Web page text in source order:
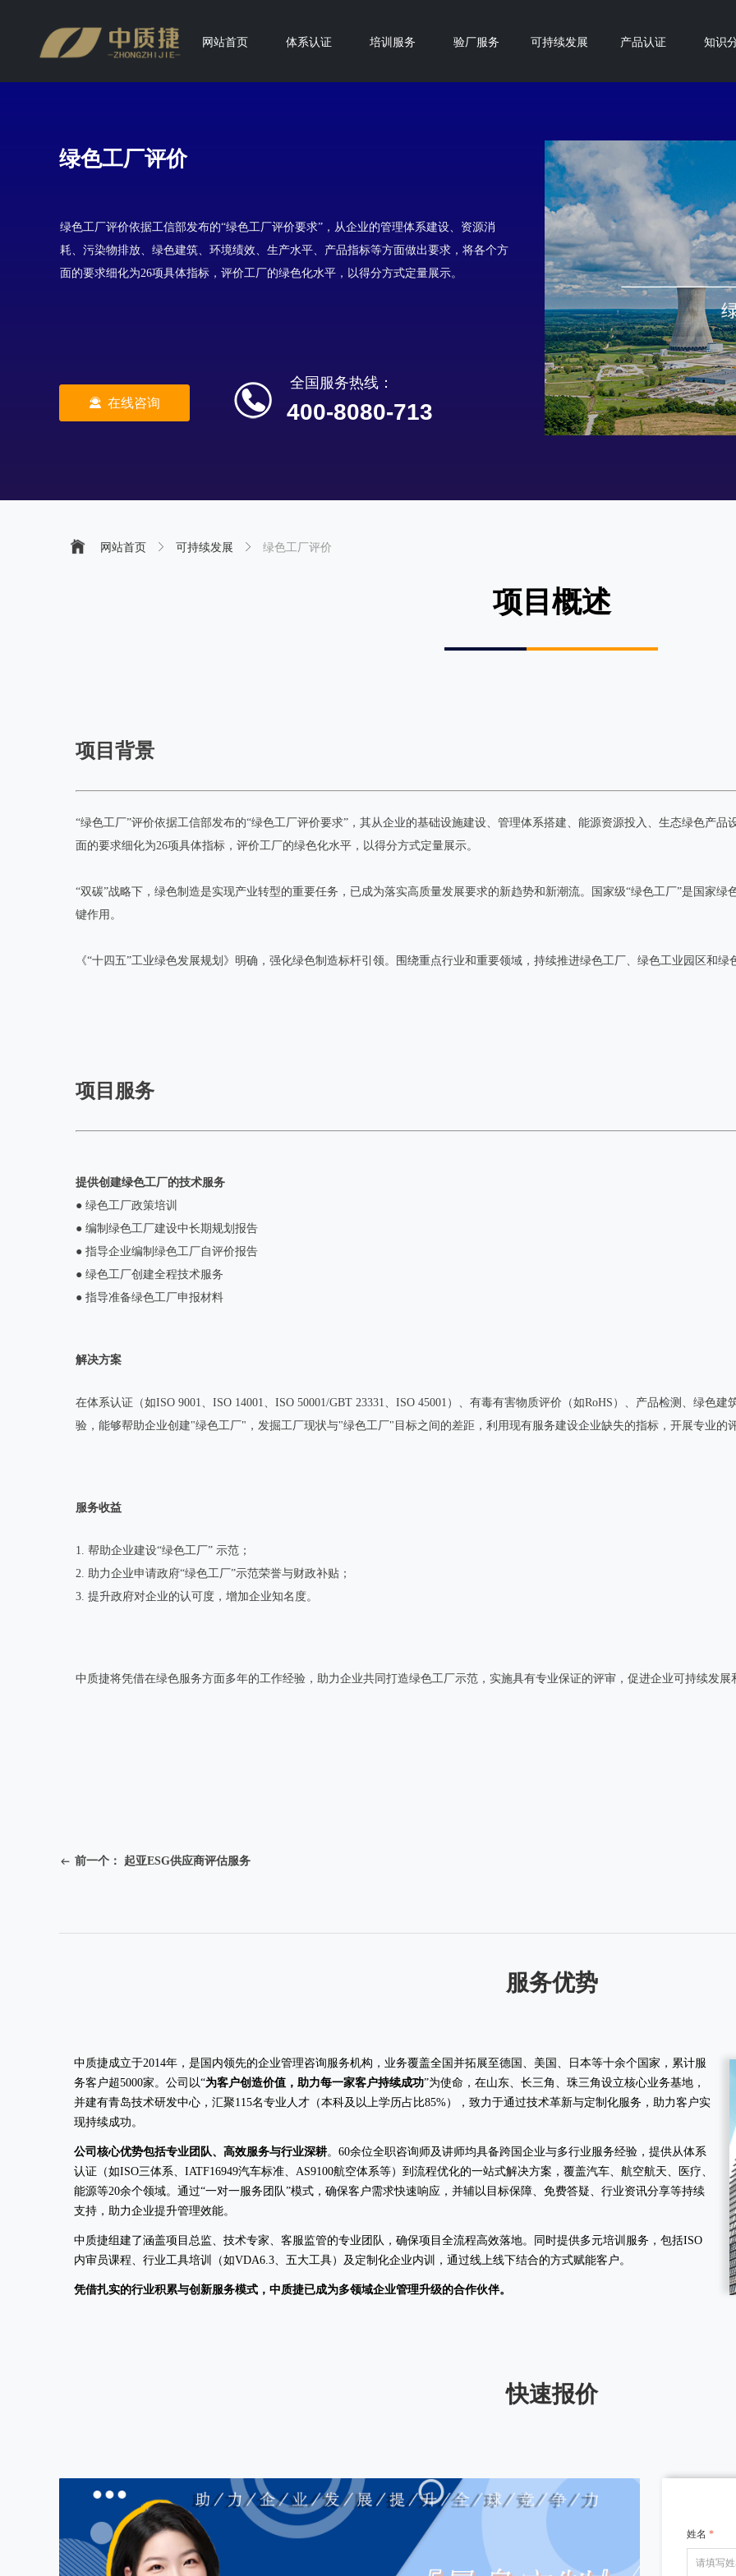
网站首页 体系认证 培训服务 验厂服务 可持续发展 产品认证 知识
网站首页 ꁕ 可持续发展 ꁕ 绿色工厂评价
ꂃ 前一个： 起亚ESG供应商评估服务
项目背景
“绿色工厂”评价依据工信部发布的“绿色工厂评价要求”，其从企业的基础设施建设、管理体系搭建、能源资源投入、生态绿色产
面的要求细化为26项具体指标，评价工厂的绿色化水平，以得分方式定量展示。
“双碳”战略下，绿色制造是实现产业转型的重要任务，已成为落实高质量发展要求的新趋势和新潮流。国家级“绿色工厂”是国家
键作用。
《“十四五”工业绿色发展规划》明确，强化绿色制造标杆引领。围绕重点行业和重要领域，持续推进绿色工厂、绿色工业园区和绿
项目服务
提供创建绿色工厂的技术服务
● 绿色工厂政策培训
● 编制绿色工厂建设中长期规划报告
● 指导企业编制绿色工厂自评价报告
● 绿色工厂创建全程技术服务
● 指导准备绿色工厂申报材料
解决方案
在体系认证（如ISO 9001、ISO 14001、ISO 50001/GBT 23331、ISO 45001）、有毒有害物质评价（如RoHS）、产品检测、绿色
验，能够帮助企业创建"绿色工厂"，发掘工厂现状与"绿色工厂"目标之间的差距，利用现有服务建设企业缺失的指标，开展专业的
服务收益
1. 帮助企业建设“绿色工厂” 示范；
2. 助力企业申请政府“绿色工厂”示范荣誉与财政补贴；
3. 提升政府对企业的认可度，增加企业知名度。
中质捷将凭借在绿色服务方面多年的工作经验，助力企业共同打造绿色工厂示范，实施具有专业保证的评审，促进企业可持续发展
项目概述
快速报价
姓名 *
服务优势
中质捷成立于2014年，是国内领先的企业管理咨询服务机构，业务覆盖全国并拓展至德国、美国、日本等十余个国家，累计服
务客户超5000家。公司以“为客户创造价值，助力每一家客户持续成功”为使命，在山东、长三角、珠三角设立核心业务基地，
并建有青岛技术研发中心，汇聚115名专业人才（本科及以上学历占比85%），致力于通过技术革新与定制化服务，助力客户实
现持续成功。
公司核心优势包括专业团队、高效服务与行业深耕。60余位全职咨询师及讲师均具备跨国企业与多行业服务经验，提供从体系
认证（如ISO三体系、IATF16949汽车标准、AS9100航空体系等）到流程优化的一站式解决方案，覆盖汽车、航空航天、医疗、
能源等20余个领域。通过“一对一服务团队”模式，确保客户需求快速响应，并辅以目标保障、免费答疑、行业资讯分享等持续
支持，助力企业提升管理效能。
中质捷组建了涵盖项目总监、技术专家、客服监管的专业团队，确保项目全流程高效落地。同时提供多元培训服务，包括ISO
内审员课程、行业工具培训（如VDA6.3、五大工具）及定制化企业内训，通过线上线下结合的方式赋能客户。
凭借扎实的行业积累与创新服务模式，中质捷已成为多领域企业管理升级的合作伙伴。
绿色工厂评价依据工信部发布的“绿色工厂评价要求”，从企业的管理体系建设、资源消
耗、污染物排放、绿色建筑、环境绩效、生产水平、产品指标等方面做出要求，将各个方
面的要求细化为26项具体指标，评价工厂的绿色化水平，以得分方式定量展示。
绿色工厂评价
끤 在线咨询 400-8080-713
全国服务热线：